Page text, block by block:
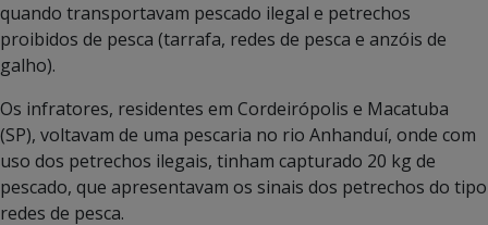
quando transportavam pescado ilegal e petrechos
proibidos de pesca (tarrafa, redes de pesca e anzóis de
galho).
Os infratores, residentes em Cordeirópolis e Macatuba
(SP), voltavam de uma pescaria no rio Anhanduí, onde com
uso dos petrechos ilegais, tinham capturado 20 kg de
pescado, que apresentavam os sinais dos petrechos do tipo
redes de pesca.